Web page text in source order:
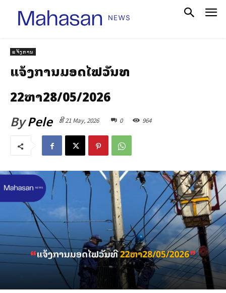
ແຈ້ງການ
ແຈ້ງການມອດໄຟວັນທີ
22ຫາ28/05/2026
ByPele ທີ 21 May, 2026 0 964